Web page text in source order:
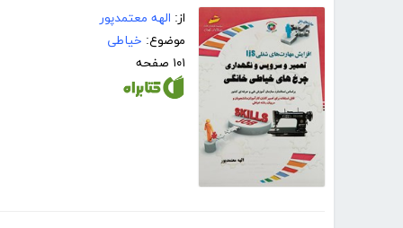
از: الهه معتمدپور
موضوع: خیاطی
۱۰۱ صفحه